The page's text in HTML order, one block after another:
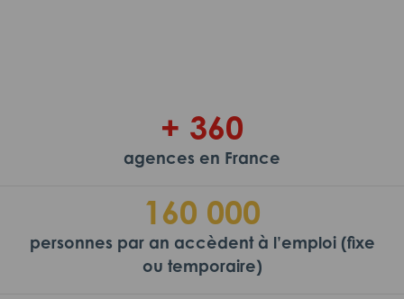
+ 360
agences en France
160 000
personnes par an accèdent à l’emploi (fixe
ou temporaire)